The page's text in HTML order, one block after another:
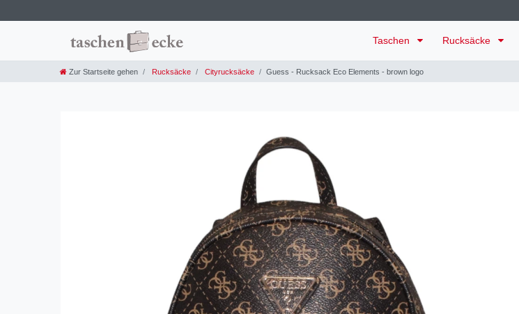
Taschen Rucksäcke
Zur Startseite gehen Rucksäcke Cityrucksäcke Guess - Rucksack Eco Elements - brown logo